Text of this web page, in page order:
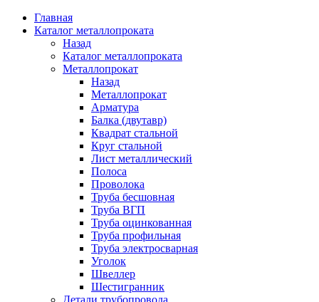
Главная
Каталог металлопроката
Назад
Каталог металлопроката
Металлопрокат
Назад
Металлопрокат
Арматура
Балка (двутавр)
Квадрат стальной
Круг стальной
Лист металлический
Полоса
Проволока
Труба бесшовная
Труба ВГП
Труба оцинкованная
Труба профильная
Труба электросварная
Уголок
Швеллер
Шестигранник
Детали трубопровода